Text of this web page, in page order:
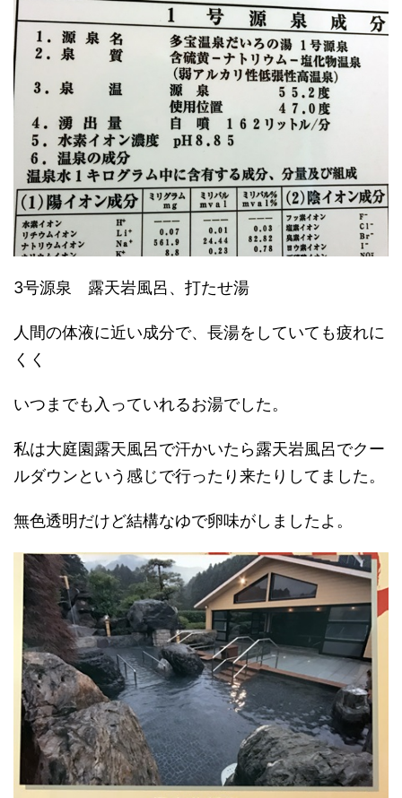
3号源泉 露天岩風呂、打たせ湯
人間の体液に近い成分で、長湯をしていても疲れに
くく
いつまでも入っていれるお湯でした。
私は大庭園露天風呂で汗かいたら露天岩風呂でクー
ルダウンという感じで行ったり来たりしてました。
無色透明だけど結構なゆで卵味がしましたよ。